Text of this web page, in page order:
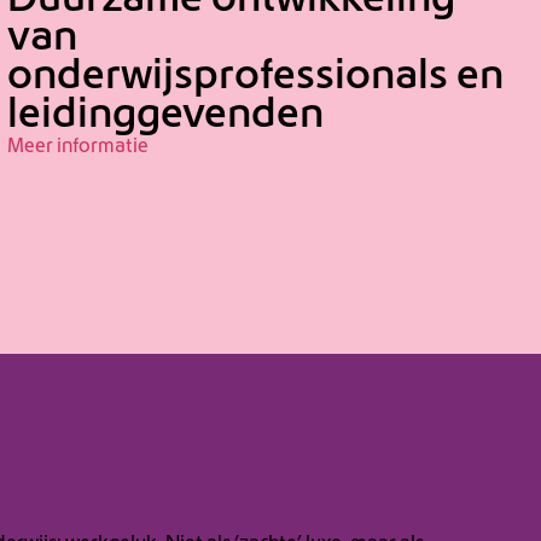
van
onderwijsprofessionals en
leidinggevenden
Meer informatie